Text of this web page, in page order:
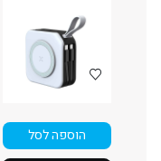
הוספה לסל